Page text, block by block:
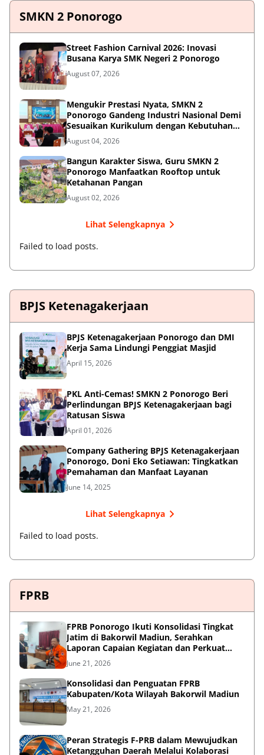
SMKN 2 Ponorogo
Street Fashion Carnival 2026: Inovasi
Busana Karya SMK Negeri 2 Ponorogo
August 07, 2026
Mengukir Prestasi Nyata, SMKN 2
Ponorogo Gandeng Industri Nasional Demi
Sesuaikan Kurikulum dengan Kebutuhan
Dunia Kerja
August 04, 2026
Bangun Karakter Siswa, Guru SMKN 2
Ponorogo Manfaatkan Rooftop untuk
Ketahanan Pangan
August 02, 2026
Lihat Selengkapnya
Failed to load posts.
BPJS Ketenagakerjaan
BPJS Ketenagakerjaan Ponorogo dan DMI
Kerja Sama Lindungi Penggiat Masjid
April 15, 2026
PKL Anti-Cemas! SMKN 2 Ponorogo Beri
Perlindungan BPJS Ketenagakerjaan bagi
Ratusan Siswa
April 01, 2026
Company Gathering BPJS Ketenagakerjaan
Ponorogo, Doni Eko Setiawan: Tingkatkan
Pemahaman dan Manfaat Layanan
June 14, 2025
Lihat Selengkapnya
Failed to load posts.
FPRB
FPRB Ponorogo Ikuti Konsolidasi Tingkat
Jatim di Bakorwil Madiun, Serahkan
Laporan Capaian Kegiatan dan Perkuat
Sinergi Pentahelix
June 21, 2026
Konsolidasi dan Penguatan FPRB
Kabupaten/Kota Wilayah Bakorwil Madiun
May 21, 2026
Peran Strategis F-PRB dalam Mewujudkan
Ketangguhan Daerah Melalui Kolaborasi